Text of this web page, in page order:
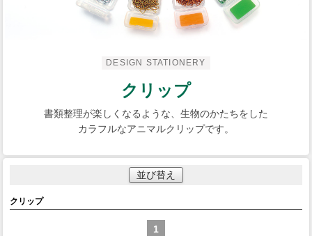
DESIGN STATIONERY
クリップ
書類整理が楽しくなるような、生物のかたちをした
カラフルなアニマルクリップです。
並び替え
クリップ
1